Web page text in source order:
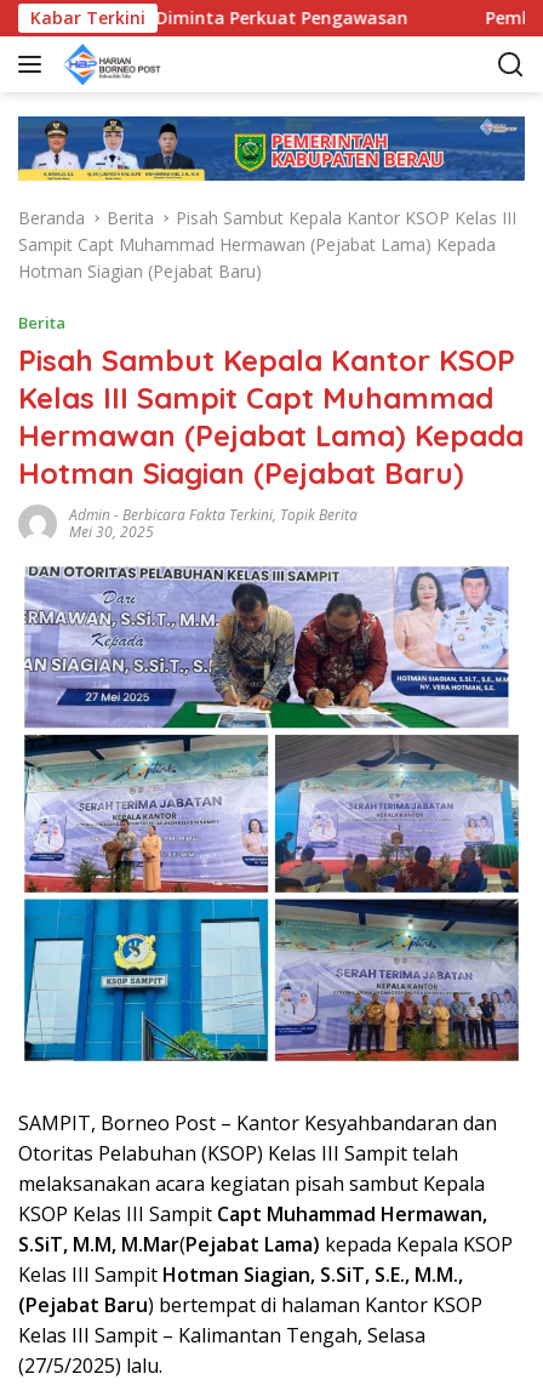
a
Kabar Terkini
Diminta Perkuat Pengawasan Pemkab Berau
Beranda Berita
Pisah Sambut Kepala Kantor KSOP Kelas III
Sampit Capt Muhammad Hermawan (Pejabat Lama) Kepada
Hotman Siagian (Pejabat Baru)
Berita
Pisah Sambut Kepala Kantor KSOP
Kelas III Sampit Capt Muhammad
Hermawan (Pejabat Lama) Kepada
Hotman Siagian (Pejabat Baru)
Admin-Berbicara Fakta Terkini, Topik Berita
Mei 30, 2025
SAMPIT, Borneo Post – Kantor Kesyahbandaran dan
Otoritas Pelabuhan (KSOP) Kelas III Sampit telah
melaksanakan acara kegiatan pisah sambut Kepala
KSOP Kelas III Sampit Capt Muhammad Hermawan,
S.SiT, M.M, M.Mar(Pejabat Lama) kepada Kepala KSOP
Kelas III Sampit Hotman Siagian, S.SiT, S.E., M.M.,
(Pejabat Baru) bertempat di halaman Kantor KSOP
Kelas III Sampit – Kalimantan Tengah, Selasa
(27/5/2025) lalu.